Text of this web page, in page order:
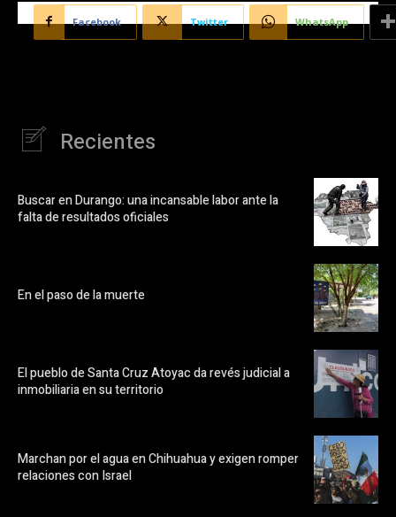
Facebook Twitter WhatsApp
Recientes
Buscar en Durango: una incansable labor ante la
falta de resultados oficiales
En el paso de la muerte
El pueblo de Santa Cruz Atoyac da revés judicial a
inmobiliaria en su territorio
Marchan por el agua en Chihuahua y exigen romper
relaciones con Israel